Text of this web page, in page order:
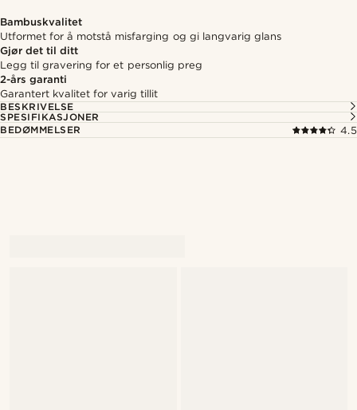
Bambuskvalitet
Utformet for å motstå misfarging og gi langvarig glans
Gjør det til ditt
Legg til gravering for et personlig preg
2-års garanti
Garantert kvalitet for varig tillit
BESKRIVELSE
SPESIFIKASJONER
BEDØMMELSER
4.5